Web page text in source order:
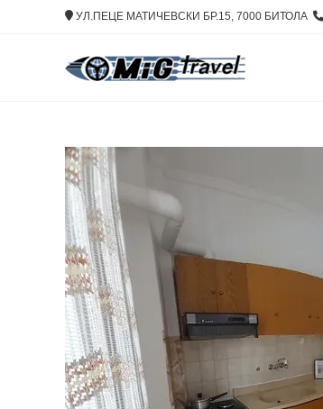
УЛ.ПЕЦЕ МАТИЧЕВСКИ БР.15, 7000 БИТОЛА